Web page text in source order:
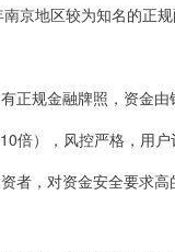
京地区较为知名的正
正规金融牌照，资金由
倍），风控严格，用户
者，对资金安全要求高